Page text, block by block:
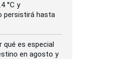
°C y
persistirá hasta
qué es especial
en agosto y